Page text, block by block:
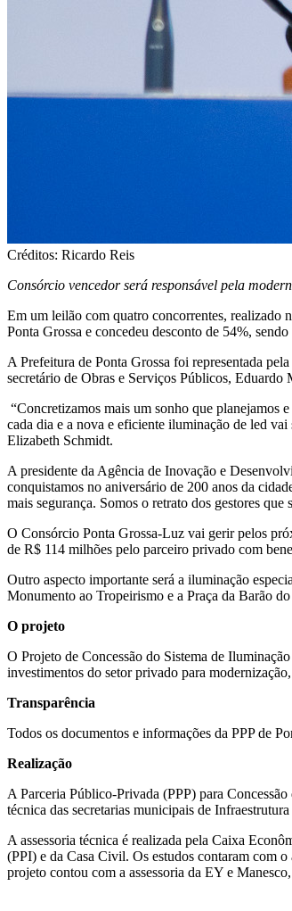
Créditos: Ricardo Reis
Consórcio vencedor será responsável pela
Em um leilão com quatro concorrentes, realizado
Ponta Grossa e concedeu desconto de 54%,
A Prefeitura de Ponta Grossa foi representada
secretário de Obras e Serviços Públicos,
“Concretizamos mais um sonho que planejamos
cada dia e a nova e eficiente iluminação de led
Elizabeth Schmidt.
A presidente da Agência de Inovação e
conquistamos no aniversário de 200 anos da
mais segurança. Somos o retrato dos gestores
O Consórcio Ponta Grossa-Luz vai gerir pelos
de R$ 114 milhões pelo parceiro privado com
Outro aspecto importante será a iluminação
Monumento ao Tropeirismo e a Praça da Barão
O projeto
O Projeto de Concessão do Sistema de
investimentos do setor privado para
Transparência
Todos os documentos e informações da PPP de
Realização
A Parceria Público-Privada (PPP) para
técnica das secretarias municipais de
A assessoria técnica é realizada pela Caixa
(PPI) e da Casa Civil. Os estudos contaram com
projeto contou com a assessoria da EY e